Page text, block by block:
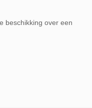
beschikking over een